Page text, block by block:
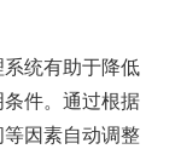
统有助于降低
件。通过根据
因素自动调整